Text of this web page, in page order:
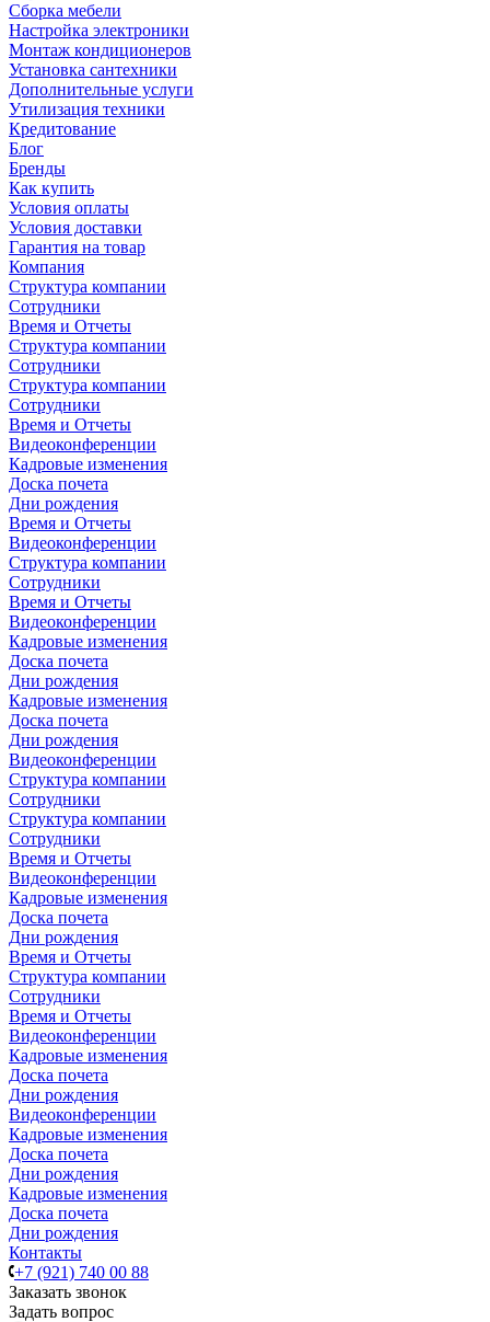
Сборка мебели
Настройка электроники
Монтаж кондиционеров
Установка сантехники
Дополнительные услуги
Утилизация техники
Кредитование
Блог
Бренды
Как купить
Условия оплаты
Условия доставки
Гарантия на товар
Компания
Структура компании
Сотрудники
Время и Отчеты
Структура компании
Сотрудники
Структура компании
Сотрудники
Время и Отчеты
Видеоконференции
Кадровые изменения
Доска почета
Дни рождения
Время и Отчеты
Видеоконференции
Структура компании
Сотрудники
Время и Отчеты
Видеоконференции
Кадровые изменения
Доска почета
Дни рождения
Кадровые изменения
Доска почета
Дни рождения
Видеоконференции
Структура компании
Сотрудники
Структура компании
Сотрудники
Время и Отчеты
Видеоконференции
Кадровые изменения
Доска почета
Дни рождения
Время и Отчеты
Структура компании
Сотрудники
Время и Отчеты
Видеоконференции
Кадровые изменения
Доска почета
Дни рождения
Видеоконференции
Кадровые изменения
Доска почета
Дни рождения
Кадровые изменения
Доска почета
Дни рождения
Контакты
+7 (921) 740 00 88
Заказать звонок
Задать вопрос